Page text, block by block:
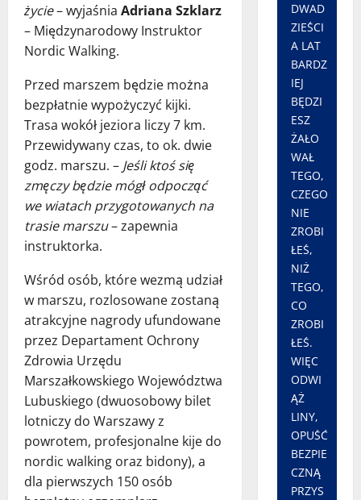
życie– wyjaśnia Adriana Szklarz
– Międzynarodowy Instruktor
Nordic Walking.
Przed marszem będzie można
bezpłatnie wypożyczyć kijki.
Trasa wokół jeziora liczy 7 km.
Przewidywany czas, to ok. dwie
godz. marszu. – Jeśli ktoś się
zmęczy będzie mógł odpocząć
we wiatach przygotowanych na
trasie marszu– zapewnia
instruktorka.
Wśród osób, które wezmą udział
w marszu, rozlosowane zostaną
atrakcyjne nagrody ufundowane
przez Departament Ochrony
Zdrowia Urzędu
Marszałkowskiego Województwa
Lubuskiego (dwuosobowy bilet
lotniczy do Warszawy z
powrotem, profesjonalne kije do
nordic walking oraz bidony), a
dla pierwszych 150 osób
DWAD
ZIEŚCI
A LAT
BARDZ
IEJ
BĘDZI
ESZ
ŻAŁO
WAŁ
TEGO,
CZEGO
NIE
ZROBI
ŁEŚ,
NIŻ
TEGO,
CO
ZROBI
ŁEŚ.
WIĘC
ODWI
ĄŻ
LINY,
OPUŚĆ
BEZPIE
CZNĄ
PRZYS